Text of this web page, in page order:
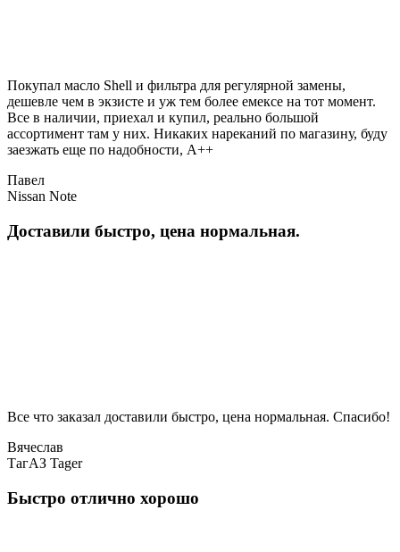
Покупал масло Shell и фильтра для регулярной замены,
дешевле чем в экзисте и уж тем более емексе на тот момент.
Все в наличии, приехал и купил, реально большой
ассортимент там у них. Никаких нареканий по магазину, буду
заезжать еще по надобности, A++
Павел
Nissan Note
Доставили быстро, цена нормальная.
Все что заказал доставили быстро, цена нормальная. Спасибо!
Вячеслав
ТагАЗ Tager
Быстро отлично хорошо